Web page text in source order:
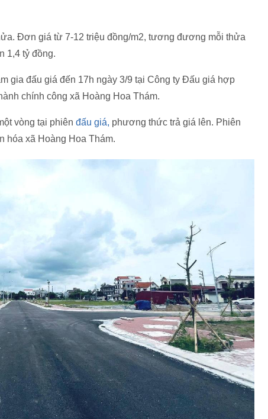
Đơn giá từ 7-12 triệu đồng/m2, tương đương mỗi thửa
1,4 tỷ đồng.
gia đấu giá đến 17h ngày 3/9 tại Công ty Đấu giá hợp
chính công xã Hoàng Hoa Thám.
vòng tại phiên đấu giá, phương thức trả giá lên. Phiên
hóa xã Hoàng Hoa Thám.